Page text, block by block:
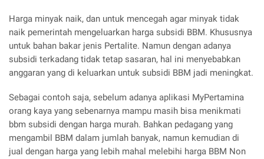
Harga minyak naik, dan untuk mencegah agar minyak tidak
naik pemerintah mengeluarkan harga subsidi BBM. Khususnya
untuk bahan bakar jenis Pertalite. Namun dengan adanya
subsidi terkadang tidak tetap sasaran, hal ini menyebabkan
anggaran yang di keluarkan untuk subsidi BBM jadi meningkat.
Sebagai contoh saja, sebelum adanya aplikasi MyPertamina
orang kaya yang sebenarnya mampu masih bisa menikmati
bbm subsidi dengan harga murah. Bahkan pedagang yang
mengambil BBM dalam jumlah banyak, namun kemudian di
jual dengan harga yang lebih mahal melebihi harga BBM Non